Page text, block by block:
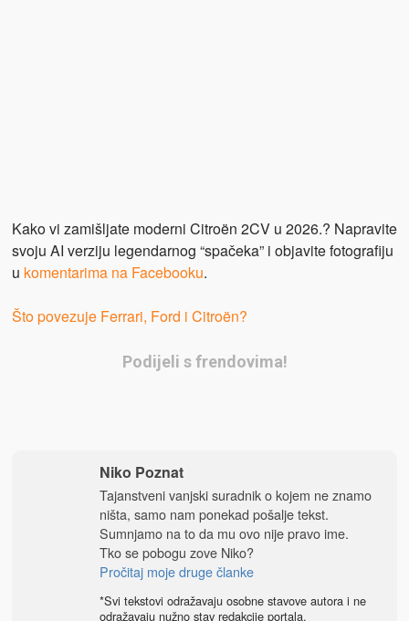
Kako vi zamišljate moderni Citroën 2CV u 2026.? Napravite
svoju AI verziju legendarnog “spačeka” i objavite fotografiju
u komentarima na Facebooku.
Što povezuje Ferrari, Ford i Citroën?
Podijeli s frendovima!
Niko Poznat
Tajanstveni vanjski suradnik o kojem ne znamo
ništa, samo nam ponekad pošalje tekst.
Sumnjamo na to da mu ovo nije pravo ime.
Tko se pobogu zove Niko?
Pročitaj moje druge članke
*Svi tekstovi odražavaju osobne stavove autora i ne
odražavaju nužno stav redakcije portala.